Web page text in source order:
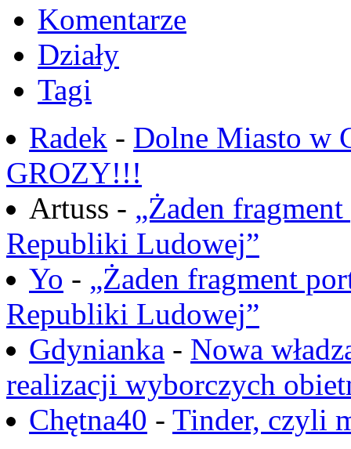
Komentarze
Działy
Tagi
Radek - Dolne Miasto w
GROZY!!!
Artuss - „Żaden
Republiki Ludowej”
Yo - „Żaden fragment
Republiki Ludowej”
Gdynianka - Nowa
realizacji wyborczych
Chętna40 - Tinder, czyli